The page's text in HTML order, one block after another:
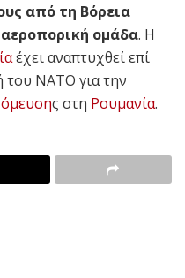
από τη Βόρεια
ομάδα. Η
έχει αναπτυχθεί επί
του ΝΑΤΟ για την
ς στη Ρουμανία.